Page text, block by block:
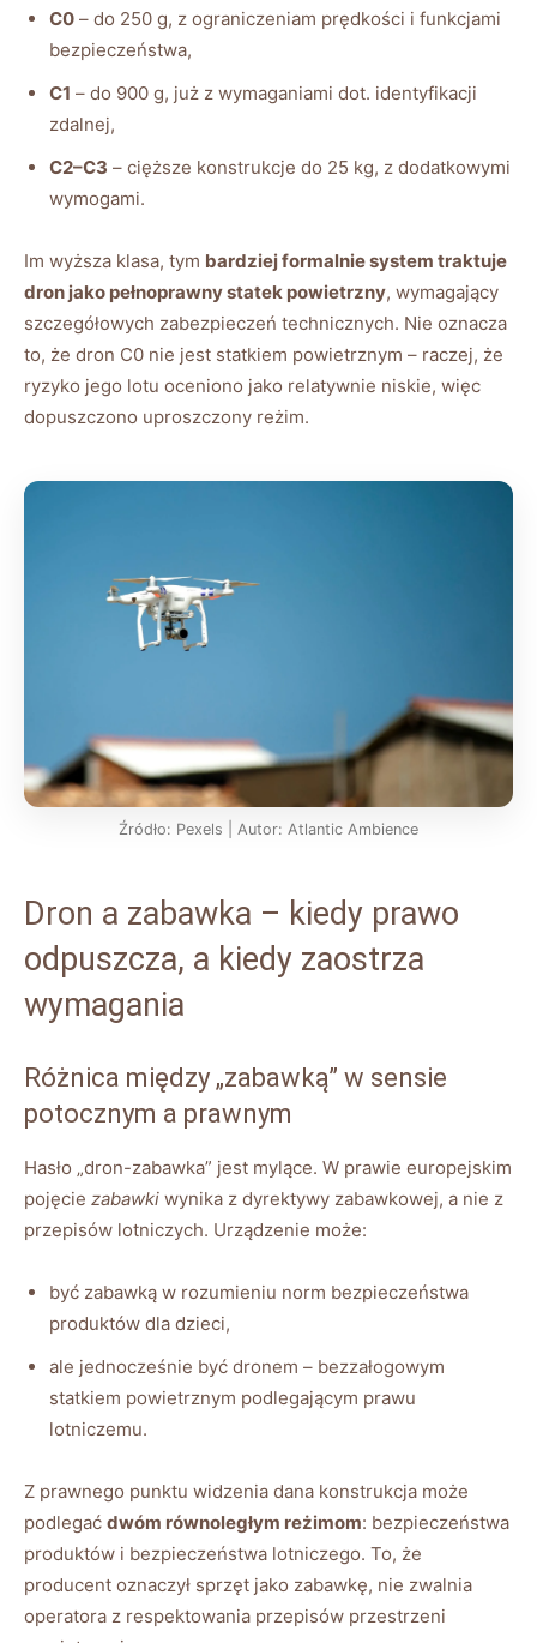
C0 – do 250 g, z ograniczeniam prędkości i funkcjami
bezpieczeństwa,
C1 – do 900 g, już z wymaganiami dot. identyfikacji
zdalnej,
C2–C3 – cięższe konstrukcje do 25 kg, z dodatkowymi
wymogami.
Im wyższa klasa, tym bardziej formalnie system traktuje
dron jako pełnoprawny statek powietrzny, wymagający
szczegółowych zabezpieczeń technicznych. Nie oznacza
to, że dron C0 nie jest statkiem powietrznym – raczej, że
ryzyko jego lotu oceniono jako relatywnie niskie, więc
dopuszczono uproszczony reżim.
Źródło: Pexels | Autor: Atlantic Ambience
Dron a zabawka – kiedy prawo
odpuszcza, a kiedy zaostrza
wymagania
Różnica między „zabawką” w sensie
potocznym a prawnym
Hasło „dron-zabawka” jest mylące. W prawie europejskim
pojęcie zabawki wynika z dyrektywy zabawkowej, a nie z
przepisów lotniczych. Urządzenie może:
być zabawką w rozumieniu norm bezpieczeństwa
produktów dla dzieci,
ale jednocześnie być dronem – bezzałogowym
statkiem powietrznym podlegającym prawu
lotniczemu.
Z prawnego punktu widzenia dana konstrukcja może
podlegać dwóm równoległym reżimom: bezpieczeństwa
produktów i bezpieczeństwa lotniczego. To, że
producent oznaczył sprzęt jako zabawkę, nie zwalnia
operatora z respektowania przepisów przestrzeni